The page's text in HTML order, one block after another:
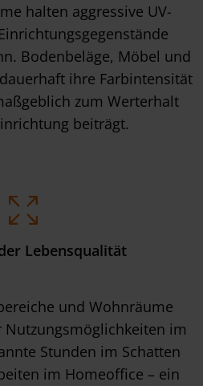
halten aggressive UV-
Bodenbeläge, Möbel und
ihre Farbintensität
zum Werterhalt
beiträgt.
Lebensqualität
und Wohnräume
im
Stunden im Schatten
im Homeoffice – ein